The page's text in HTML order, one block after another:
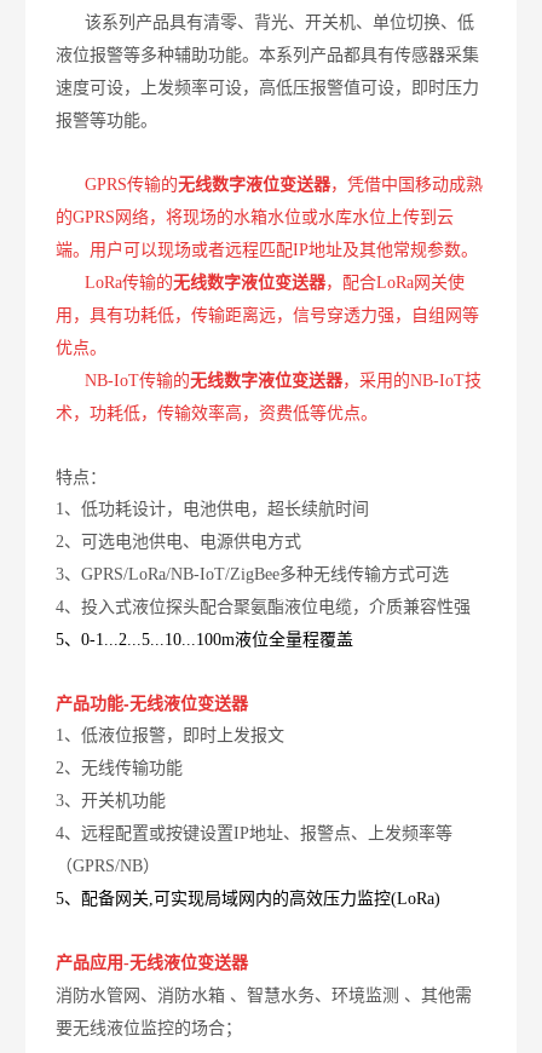
该系列产品具有清零、背光、开关机、单位切换、低
液位报警等多种辅助功能。本系列产品都具有传感器采集
速度可设，上发频率可设，高低压报警值可设，即时压力
报警等功能。
GPRS传输的无线数字液位变送器，凭借中国移动成熟
的GPRS 网络，将现场的水箱水位或水库水位上传到云
端。用户可以现场或者远程匹配IP地址及其他常规参数。
LoRa传输的无线数字液位变送器，配合LoRa网关使
用，具有功耗低，传输距离远，信号穿透力强，自组网等
优点。
NB-IoT传输的无线数字液位变送器，采用的NB-IoT技
术，功耗低，传输效率高，资费低等优点。
特点：
1、低功耗设计，电池供电，超长续航时间
2、可选电池供电、电源供电方式
3、GPRS/LoRa/NB-IoT/ZigBee多种无线传输方式可选
4、投入式液位探头配合聚氨酯液位电缆，介质兼容性强
5、0-1...2...5...10...100m液位全量程覆盖
产品功能-无线液位变送器
1、低液位报警，即时上发报文
2、无线传输功能
3、开关机功能
4、远程配置或按键设置IP地址、报警点、上发频率等
（GPRS/NB）
5、配备网关, 可实现局域网内的高效压力监控(LoRa)
产品应用-无线液位变送器
消防水管网、消防水箱 、智慧水务、环境监测 、其他需
要无线液位监控的场合；